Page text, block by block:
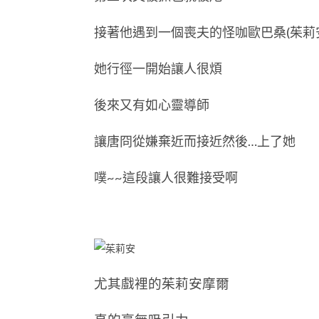
接著他遇到一個喪夫的怪咖歐巴桑(茱
她行徑一開始讓人很煩
後來又有如心靈導師
讓唐冏從嫌棄近而接近然後…上了她
噗~~這段讓人很難接受啊
尤其戲裡的茱莉安摩爾